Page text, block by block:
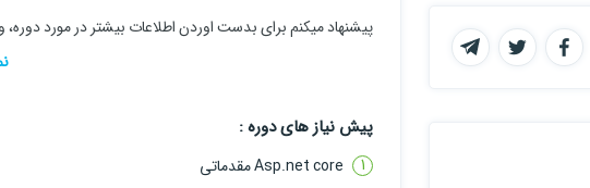
پیشنهاد میکنم برای بدست اوردن اطلاعات بیشتر در مورد
سرفصل های دوره:
1. بررسی اولیه gRPC و RPC
پیش نیاز های دوره :
Asp.net core مقدماتی